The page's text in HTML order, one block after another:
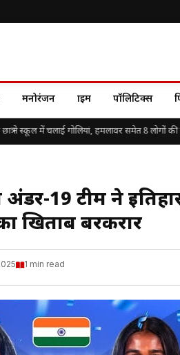
मनोरंजन क्राइम पॉलिटिक्स
में चलाई गोलियां, हमलावर समेत 8 लोगों की
अंडर-19 टीम ने
खिताब बरकरार
1 min read